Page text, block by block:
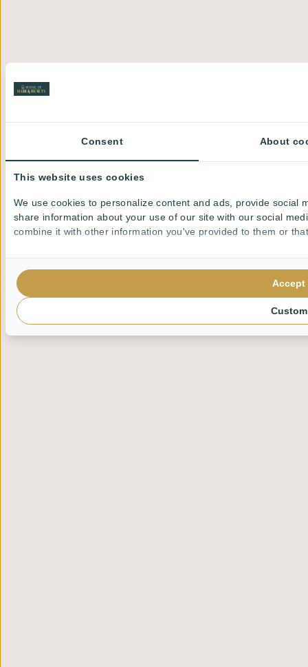
Consent About
This website uses cookies
We use cookies to personalize content and ads, provide social
share information about your use of our site with our social
combine it with other information you've provided to them or
Accept